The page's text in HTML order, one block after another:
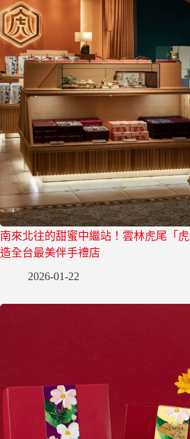
南來北往的甜蜜中繼站！雲林虎尾「
造全台最美伴手禮店
2026-01-22